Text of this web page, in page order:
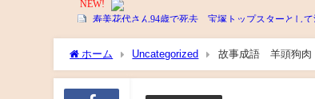
ホーム Uncategorized 故事成語 羊頭狗肉